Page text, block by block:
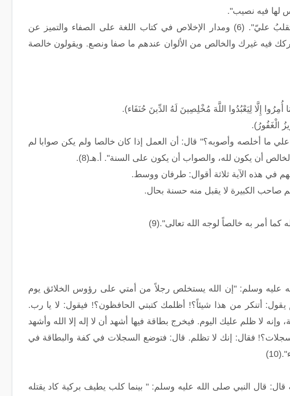
لها فيه نصيب".
ويقول سفيان الثوري: "ما عالجت شيئاً أشد عليّ من نيتي؛ إنها تتقلبُ عليّ". (6) ومدار الإخلاص في كتاب اللغة على الصفاء والتميز عن
فيه غيرك والخالص من الألوان عندهم ما صفا ونصع. ويقولون خالصة
إِلَّا لِيَعْبُدُوا اللَّهَ مُخْلِصِينَ لَهُ الدِّينَ حُنَفَاء).
الْغَفُورُ).
ما أخلصه وأصوبه؟" قال: أن العمل إذا كان خالصا ولم يكن صوابا لم
أن يكون لله، والصواب أن يكون على السنة". أ.هـ(8).
في هذه الآية ثلاثة أقوال: طرفان ووسط.
صاحب الكبيرة لا يقبل منه حسنة بحال.
أمر به خالصاً لوجه الله تعالى".(9)
عليه وسلم: "إن الله يستخلص رجلاً من أمتي على رؤوس الخلائق يوم
أتنكر من هذا شيئاً؟! أظلمك كتبتي الحافظون؟! فيقول: لا يا رب.
لا ظلم عليك اليوم. فيخرج بطاقة فيها أشهد أن لا إله إلا الله وأشهد
فقال: إنك لا تظلم. قال: فتوضع السجلات في كفة والبطاقة في
قال النبي صلى الله عليه وسلم: " بينما كلب يطيف بركية كاد يقتله